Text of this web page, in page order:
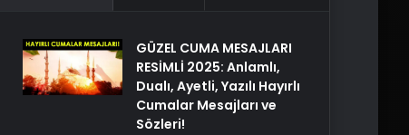
GÜZEL CUMA MESAJLARI
RESİMLİ 2025: Anlamlı,
Dualı, Ayetli, Yazılı Hayırlı
Cumalar Mesajları ve
Sözleri!